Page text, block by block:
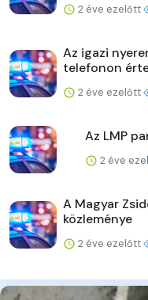
2 éve ezelőtt
Az igazi
telefonon
2 éve ezelőtt
Az LMP
2 éve
A Magyar
közleménye
2 éve ezelőtt